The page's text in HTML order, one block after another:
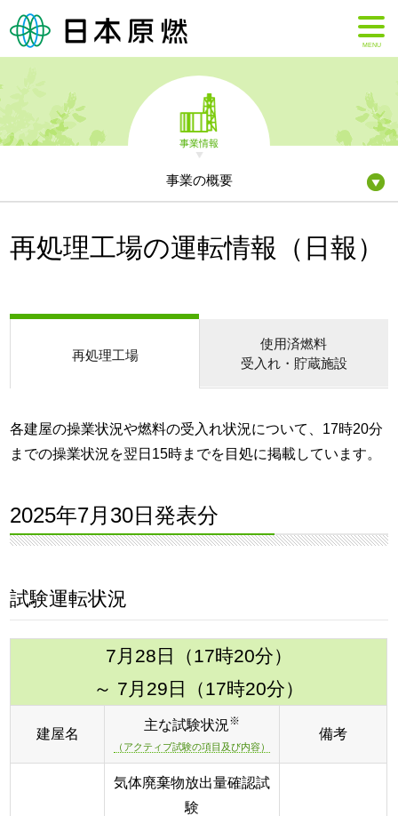
MENU
事業情報
事業の概要
再処理工場の運転情報（日報）
再処理工場
使用済燃料
受入れ・貯蔵施設
各建屋の操業状況や燃料の受入れ状況について、17時20分
までの操業状況を翌日15時までを目処に掲載しています。
2025年7月30日発表分
試験運転状況
7月28日（17時20分）
～ 7月29日（17時20分）
建屋名
主な試験状況※
（アクティブ試験の項目及び内容）
備考
気体廃棄物放出量確認試
験